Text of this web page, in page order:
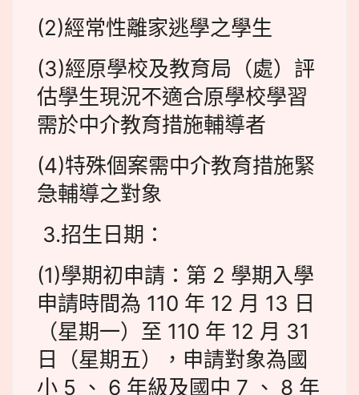
(2)經常性離家逃學之學生
(3)經原學校及教育局（處）評
估學生現況不適合原學校學習
需於中介教育措施輔導者
(4)特殊個案需中介教育措施緊
急輔導之對象
3.招生日期：
(1)學期初申請：第 2 學期入學
申請時間為 110 年 12 月 13 日
（星期一）至 110 年 12 月 31
日（星期五），申請對象為國
小 5 、 6 年級及國中 7 、 8 年